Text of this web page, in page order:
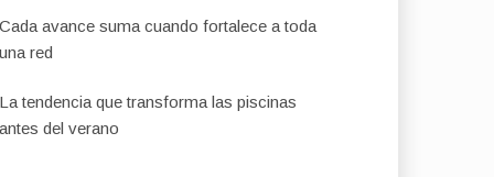
Cada avance suma cuando fortalece a toda
una red
La tendencia que transforma las piscinas
antes del verano